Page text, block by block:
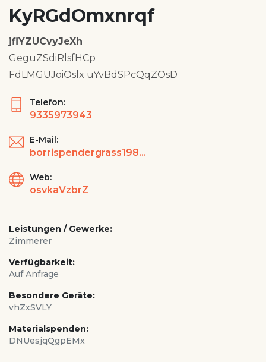
KyRGdOmxnrqf
jflYZUCvyJeXh
GeguZSdiRlsfHCp
FdLMGUJoiOslx uYvBdSPcQqZOsD
Telefon:
9335973943
E-Mail:
borrispendergrass1988@yahoo.com
Web:
osvkaVzbrZ
Leistungen / Gewerke:
Zimmerer
Verfügbarkeit:
Auf Anfrage
Besondere Geräte:
vhZxSVLY
Materialspenden:
DNUesjqQgpEMx